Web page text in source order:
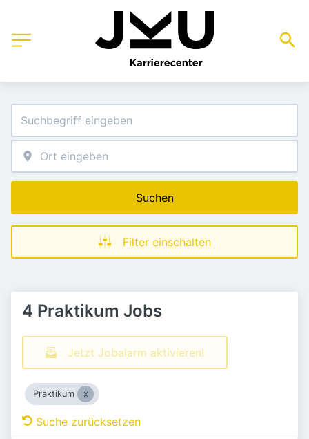
Suchen
Filter einschalten
4 Praktikum Jobs
Jetzt Jobalarm aktivieren!
Praktikum
Suche zurücksetzen